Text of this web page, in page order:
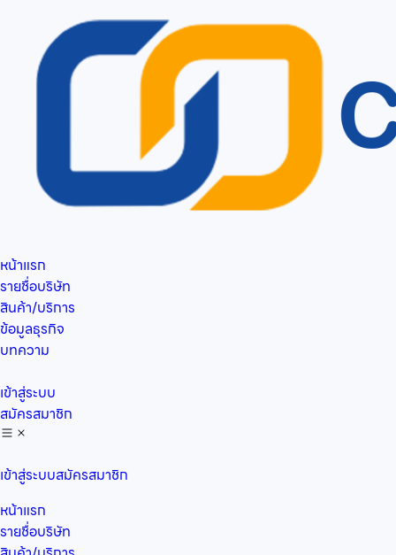
หน้าแรก
รายชื่อบริษัท
สินค้า/บริการ
ข้อมูลธุรกิจ
บทความ
เข้าสู่ระบบ
สมัครสมาชิก
เข้าสู่ระบบสมัครสมาชิก
หน้าแรก
รายชื่อบริษัท